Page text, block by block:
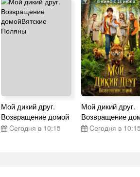
Мой дикий друг.
Возвращение домой
Cегодня в 10:15
Мой дикий друг.
Возвращение
Cегодня в 10:15